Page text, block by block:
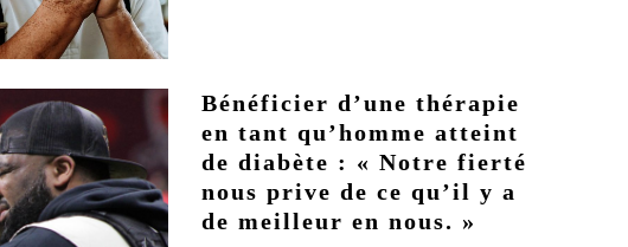
Bénéficier d’une thérapie
en tant qu’homme atteint
de diabète : « Notre fierté
nous prive de ce qu’il y a
de meilleur en nous. »